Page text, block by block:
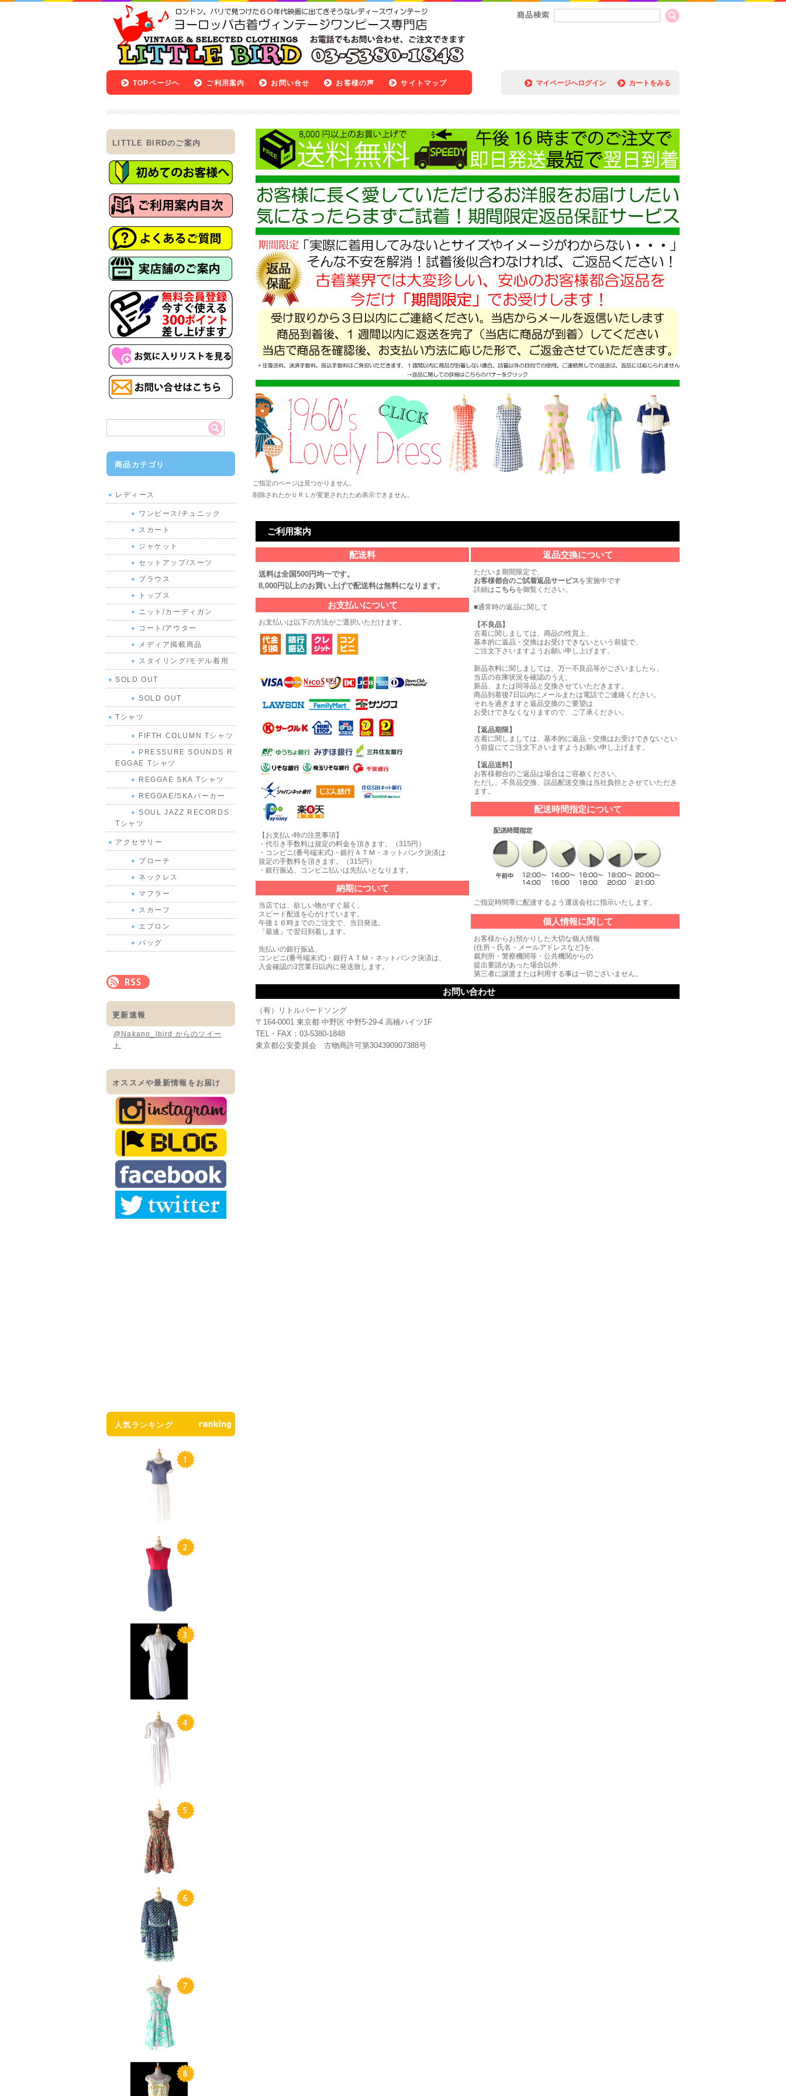
マイページへログイン カートをみる
TOPページヘ ご利用案内 お問い合せ お客様の声 サイトマップ
ご指定のページは見つかりません。
削除されたかＵＲＬが変更されたため表示できません。
ご利用案内
配送料
送料は全国500円均一です。
8,000円以上のお買い上げで配送料は無料になります。
お支払いについて
お支払いは以下の方法がご選択いただけます。
【お支払い時の注意事項】
・代引き手数料は規定の料金を頂きます。（315円）
・コンビニ(番号端末式)・銀行ＡＴＭ・ネットバンク決済は
規定の手数料を頂きます。（315円）
・銀行振込、コンビニ払いは先払いとなります。
納期について
当店では、欲しい物がすぐ届く、
スピード配送を心がけています。
午後１６時までのご注文で、当日発送。
「最速」で翌日到着します。
先払いの銀行振込、
コンビニ(番号端末式)・銀行ＡＴＭ・ネットバンク決済は、
入金確認の3営業日以内に発送致します。
返品交換について
ただいま期間限定で、
お客様都合のご試着返品サービスを実施中です
詳細はこちらを御覧ください。
■通常時の返品に関して
【不良品】
古着に関しましては、商品の性質上、
基本的に返品・交換はお受けできないという前提で、
ご注文下さいますようお願い申し上げます。
新品衣料に関しましては、万一不良品等がございましたら、
当店の在庫状況を確認のうえ、
新品、または同等品と交換させていただきます。
商品到着後7日以内にメールまたは電話でご連絡ください。
それを過ぎますと返品交換のご要望は
お受けできなくなりますので、ご了承ください。
【返品期限】
古着に関しましては、基本的に返品・交換はお受けできないとい
う前提にてご注文下さいますようお願い申し上げます。
【返品送料】
お客様都合のご返品は場合はご容赦ください。
ただし、不良品交換、誤品配送交換は当社負担とさせていただき
ます。
配送時間指定について
ご指定時間帯に配達するよう運送会社に指示いたします。
個人情報に関して
お客様からお預かりした大切な個人情報
(住所・氏名・メールアドレスなど)を、
裁判所・警察機関等・公共機関からの
提出要請があった場合以外、
第三者に譲渡または利用する事は一切ございません。
お問い合わせ
（有）リトルバードソング
〒164-0001 東京都 中野区 中野5-29-4 高橋ハイツ1F
TEL・FAX：03-5380-1848
東京都公安委員会 古物商許可第304390907388号
LITTLE BIRDのご案内
商品カテゴリ
レディース
ワンピース/チュニック
スカート
ジャケット
セットアップ/スーツ
ブラウス
トップス
ニット/カーディガン
コート/アウター
メディア掲載商品
スタイリング/モデル着用
SOLD OUT
SOLD OUT
Tシャツ
FIFTH COLUMN Tシャツ
PRESSURE SOUNDS R
EGGAE Tシャツ
REGGAE SKA Tシャツ
REGGAE/SKAパーカー
SOUL JAZZ RECORDS
Tシャツ
アクセサリー
ブローチ
ネックレス
マフラー
スカーフ
エプロン
バッグ
更新速報
@Nakano_lbird からのツイー
ト
オススメや最新情報をお届け
人気ランキング